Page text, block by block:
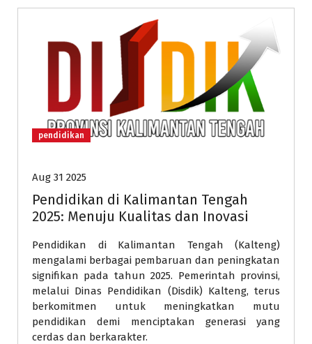
pendidikan
Aug 31 2025
Pendidikan di Kalimantan Tengah
2025: Menuju Kualitas dan Inovasi
Pendidikan di Kalimantan Tengah (Kalteng)
mengalami berbagai pembaruan dan peningkatan
signifikan pada tahun 2025. Pemerintah provinsi,
melalui Dinas Pendidikan (Disdik) Kalteng, terus
berkomitmen untuk meningkatkan mutu
pendidikan demi menciptakan generasi yang
cerdas dan berkarakter.